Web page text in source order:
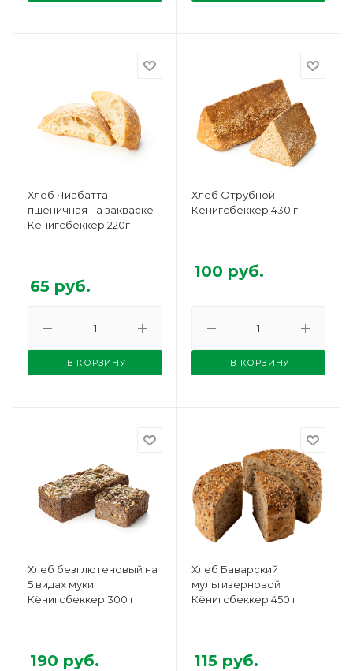
Хлеб Чиабатта
пшеничная на закваске
Кёнигсбеккер 220г
65 руб.
В КОРЗИНУ
Хлеб Отрубной
Кёнигсбеккер 430 г
100 руб.
В КОРЗИНУ
Хлеб безглютеновый на
5 видах муки
Кёнигсбеккер 300 г
190 руб.
Хлеб Баварский
мультизерновой
Кёнигсбеккер 450 г
115руб.